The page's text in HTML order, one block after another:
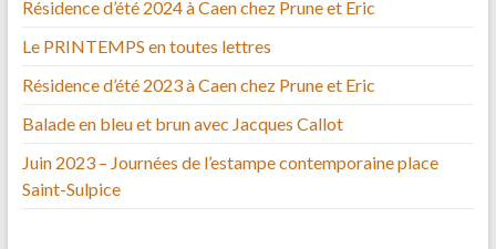
Résidence d’été 2024 à Caen chez Prune et Eric
Le PRINTEMPS en toutes lettres
Résidence d’été 2023 à Caen chez Prune et Eric
Balade en bleu et brun avec Jacques Callot
Juin 2023 – Journées de l’estampe contemporaine place
Saint-Sulpice